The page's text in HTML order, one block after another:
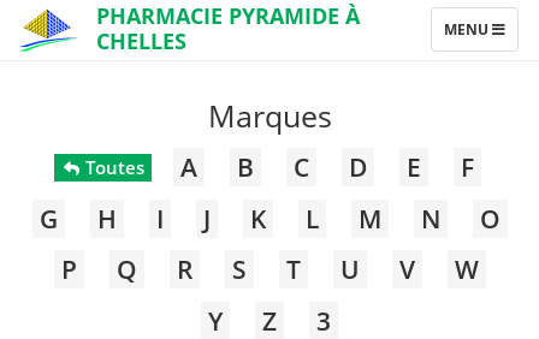
PHARMACIE PYRAMIDE À
CHELLES
TOGGLE
NAVIGATION
MENU
Marques
Toutes A B C D E
F
G
H I J K L M N
O
P
Q R S T U V
W
Y
Z 3